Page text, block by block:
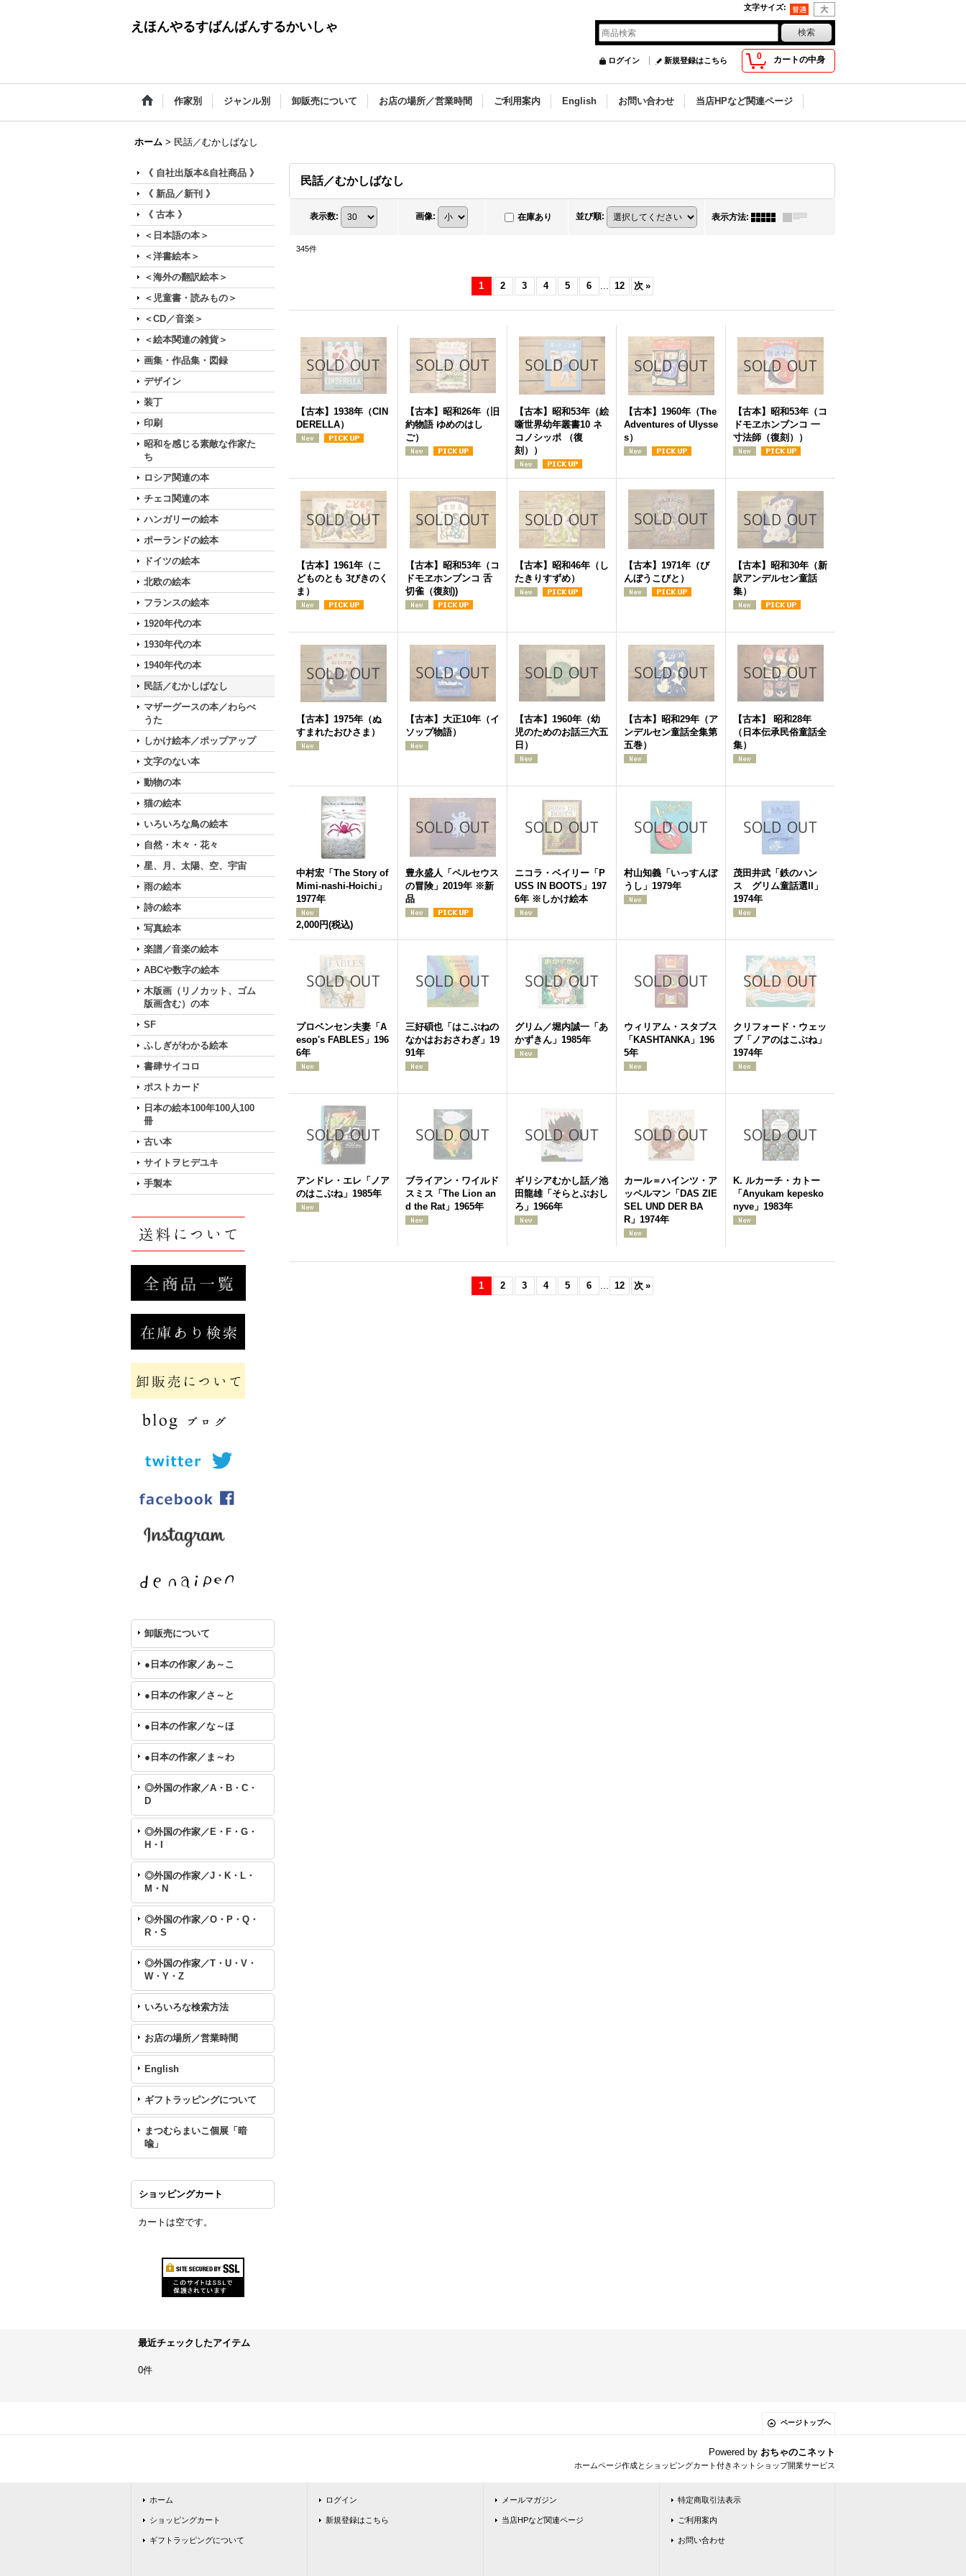
文字サイズ:
えほんやるすばんばんするかいしゃ
0 カートの中身
ログイン 新規登録はこちら
作家別 ジャンル別 卸販売について お店の場所／営業時間 ご利用案内 English お問い合わせ 当店HPなど関連ページ
ホーム > 民話／むかしばなし
《 自社出版本&自社商品 》
《 新品／新刊 》
《 古本 》
＜日本語の本＞
＜洋書絵本＞
＜海外の翻訳絵本＞
＜児童書・読みもの＞
＜CD／音楽＞
＜絵本関連の雑貨＞
画集・作品集・図録
デザイン
装丁
印刷
昭和を感じる素敵な作家た
ち
ロシア関連の本
チェコ関連の本
ハンガリーの絵本
ポーランドの絵本
ドイツの絵本
北欧の絵本
フランスの絵本
1920年代の本
1930年代の本
1940年代の本
民話／むかしばなし
マザーグースの本／わらべ
うた
しかけ絵本／ポップアップ
文字のない本
動物の本
猫の絵本
いろいろな鳥の絵本
自然・木々・花々
星、月、太陽、空、宇宙
雨の絵本
詩の絵本
写真絵本
楽譜／音楽の絵本
ABCや数字の絵本
木版画（リノカット、ゴム
版画含む）の本
SF
ふしぎがわかる絵本
書肆サイコロ
ポストカード
日本の絵本100年100人100
冊
古い本
サイトヲヒデユキ
手製本
卸販売について
●日本の作家／あ～こ
●日本の作家／さ～と
●日本の作家／な～ほ
●日本の作家／ま～わ
◎外国の作家／A・B・C・
D
◎外国の作家／E・F・G・
H・I
◎外国の作家／J・K・L・
M・N
◎外国の作家／O・P・Q・
R・S
◎外国の作家／T・U・V・
W・Y・Z
いろいろな検索方法
お店の場所／営業時間
English
ギフトラッピングについて
まつむらまいこ個展「暗
喩」
ショッピングカート
カートは空です。
民話／むかしばなし
表示数: 画像: 在庫あり 並び順: 表示方法:
345件
1 2 3 4 5 6 ... 12 次 »
【古本】1938年（CIN
DERELLA）
【古本】昭和26年（旧
約物語 ゆめのはし
ご）
【古本】昭和53年（絵
噺世界幼年叢書10 ネ
コノシッポ （復
刻））
【古本】1960年（The
Adventures of Ulysse
s）
【古本】昭和53年（コ
ドモヱホンブンコ 一
寸法師（復刻））
【古本】1961年（こ
どものとも 3びきのく
ま）
【古本】昭和53年（コ
ドモヱホンブンコ 舌
切雀（復刻))
【古本】昭和46年（し
たきりすずめ）
【古本】1971年（び
んぼうこびと）
【古本】昭和30年（新
訳アンデルセン童話
集）
【古本】1975年（ぬ
すまれたおひさま）
【古本】大正10年（イ
ソップ物語）
【古本】1960年（幼
児のためのお話三六五
日）
【古本】昭和29年（ア
ンデルセン童話全集第
五巻）
【古本】 昭和28年
（日本伝承民俗童話全
集）
中村宏「The Story of
Mimi-nashi-Hoichi」
1977年
2,000円(税込)
豊永盛人「ペルセウス
の冒険」2019年 ※新
品
ニコラ・ベイリー「P
USS IN BOOTS」197
6年 ※しかけ絵本
村山知義「いっすんぼ
うし」1979年
茂田井武「鉄のハン
ス グリム童話選II」
1974年
プロベンセン夫妻「A
esop's FABLES」196
6年
三好碩也「はこぶねの
なかはおおさわぎ」19
91年
グリム／堀内誠一「あ
かずきん」1985年
ウィリアム・スタブス
「KASHTANKA」196
5年
クリフォード・ウェッ
ブ「ノアのはこぶね」
1974年
アンドレ・エレ「ノア
のはこぶね」1985年
ブライアン・ワイルド
スミス「The Lion an
d the Rat」1965年
ギリシアむかし話／池
田龍雄「そらとぶおし
ろ」1966年
カール＝ハインツ・ア
ッペルマン「DAS ZIE
SEL UND DER BA
R」1974年
K. ルカーチ・カトー
「Anyukam kepesko
nyve」1983年
1 2 3 4 5 6 ... 12 次 »
最近チェックしたアイテム
0件
ページトップへ
Powered by おちゃのこネット
ホームページ作成とショッピングカート付きネットショップ開業サービス
ホーム
ショッピングカート
ギフトラッピングについて
ログイン
新規登録はこちら
メールマガジン
当店HPなど関連ページ
特定商取引法表示
ご利用案内
お問い合わせ